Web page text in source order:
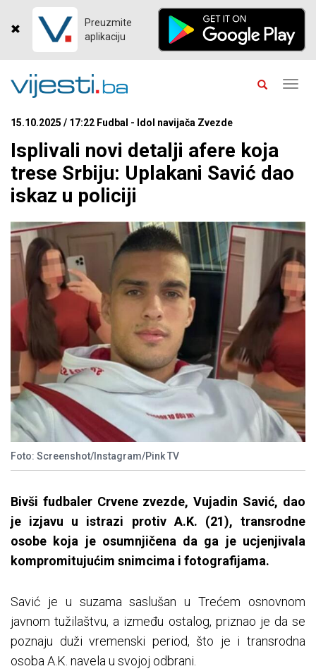
Preuzmite
aplikaciju
15.10.2025 / 17:22 Fudbal - Idol navijača Zvezde
Isplivali novi detalji afere koja
trese Srbiju: Uplakani Savić dao
iskaz u policiji
Foto: Screenshot/Instagram/Pink TV
Bivši fudbaler Crvene zvezde, Vujadin Savić, dao
je izjavu u istrazi protiv A.K. (21), transrodne
osobe koja je osumnjičena da ga je ucjenjivala
kompromitujućim snimcima i fotografijama.
Savić je u suzama saslušan u Trećem osnovnom
javnom tužilaštvu, a između ostalog, priznao je da se
poznaju duži vremenski period, što je i transrodna
osoba A.K. navela u svojoj odbrani.